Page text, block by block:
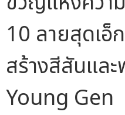
10 ลายสุดเ
สร้างสีสันแล
Young Gen